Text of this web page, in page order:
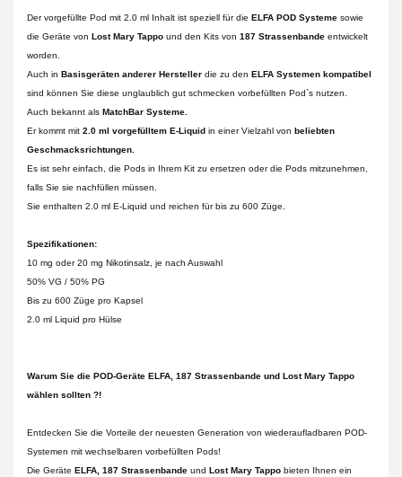
Der vorgefüllte Pod mit 2.0 ml Inhalt ist speziell für die ELFA POD Systeme sowie
die Geräte von Lost Mary Tappo und den Kits von 187 Strassenbande entwickelt
worden.
Auch in Basisgeräten anderer Hersteller die zu den ELFA Systemen kompatibel
sind können Sie diese unglaublich gut schmecken vorbefüllten Pod`s nutzen.
Auch bekannt als MatchBar Systeme.
Er kommt mit 2.0 ml vorgefülltem E-Liquid in einer Vielzahl von beliebten
Geschmacksrichtungen.
Es ist sehr einfach, die Pods in Ihrem Kit zu ersetzen oder die Pods mitzunehmen,
falls Sie sie nachfüllen müssen.
Sie enthalten 2.0 ml E-Liquid und reichen für bis zu 600 Züge.
Spezifikationen:
10 mg oder 20 mg Nikotinsalz, je nach Auswahl
50% VG / 50% PG
Bis zu 600 Züge pro Kapsel
2.0 ml Liquid pro Hülse
Warum Sie die POD-Geräte ELFA, 187 Strassenbande und Lost Mary Tappo
wählen sollten ?!
Entdecken Sie die Vorteile der neuesten Generation von wiederaufladbaren POD-
Systemen mit wechselbaren vorbefüllten Pods!
Die Geräte ELFA, 187 Strassenbande und Lost Mary Tappo bieten Ihnen ein